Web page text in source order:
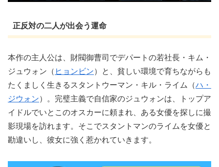
正反対の二人が出会う運命
本作の主人公は、財閥御曹司でデパートの若社長・キム・
ジュウォン（ ヒョンビン）と、貧しい環境で育ちながらも
たくましく生きるスタントウーマン・キル・ライム（ハ・
ジウォン）。完璧主義で自信家のジュウォンは、トップア
イドルでいとこのオスカーに頼まれ、ある女優を探しに撮
影現場を訪れます。そこでスタントマンのライムを女優と
勘違いし、彼女に強く惹かれていきます。